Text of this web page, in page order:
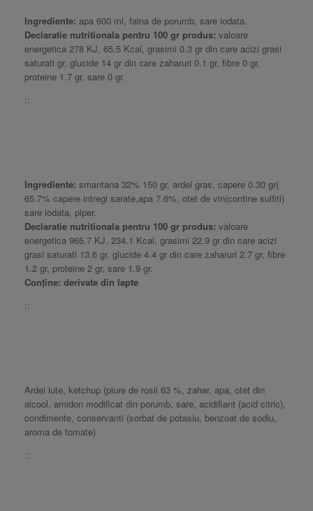
Ingrediente: apa 600 ml, faina de porumb, sare iodata.
Declaratie nutritionala pentru 100 gr produs: valoare
energetica 278 KJ, 65.5 Kcal, grasimi 0.3 gr din care acizi grasi
saturati gr, glucide 14 gr din care zaharuri 0.1 gr, fibre 0 gr,
proteine 1.7 gr, sare 0 gr.
::
Ingrediente: smantana 32% 150 gr, ardei gras, capere 0.30 gr(
65.7% capere intregi sarate,apa 7.6%, otet de vin(contine sulfiti)
sare iodata, piper.
Declaratie nutritionala pentru 100 gr produs: valoare
energetica 965.7 KJ, 234.1 Kcal, grasimi 22.9 gr din care acizi
grasi saturati 13.6 gr, glucide 4.4 gr din care zaharuri 2.7 gr, fibre
1.2 gr, proteine 2 gr, sare 1.9 gr.
Conține: derivate din lapte
::
Ardei iute, ketchup (piure de rosii 63 %, zahar, apa, otet din
alcool, amidon modificat din porumb, sare, acidifiant (acid citric),
condimente, conservanti (sorbat de potasiu, benzoat de sodiu,
aroma de tomate)
::